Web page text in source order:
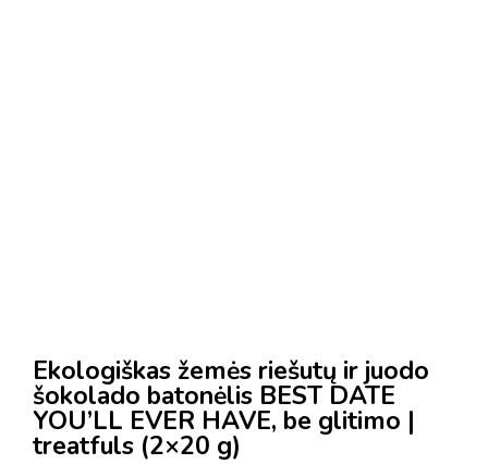
Ekologiškas žemės riešutų ir juodo
šokolado batonėlis BEST DATE
YOU’LL EVER HAVE, be glitimo |
treatfuls (2×20 g)